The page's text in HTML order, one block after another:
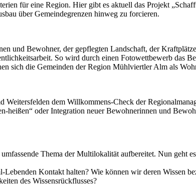
für eine Region. Hier gibt es aktuell das Projekt
über Gemeindegrenzen hinweg zu forcieren.
und Bewohner, der gepflegten Landschaft, der
So wird durch einen Fotowettbewerb das
sich die Gemeinden der Region Mühlviertler Alm als
dem Willkommens-Check der
heißen“ oder Integration neuer Bewohnerinnen und
Thema der Multilokalität aufbereitet. Nun geht
Kontakt halten? Wie können wir deren Wissen
des Wissensrückflusses?